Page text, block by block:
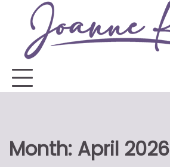
content
Month: April 2026